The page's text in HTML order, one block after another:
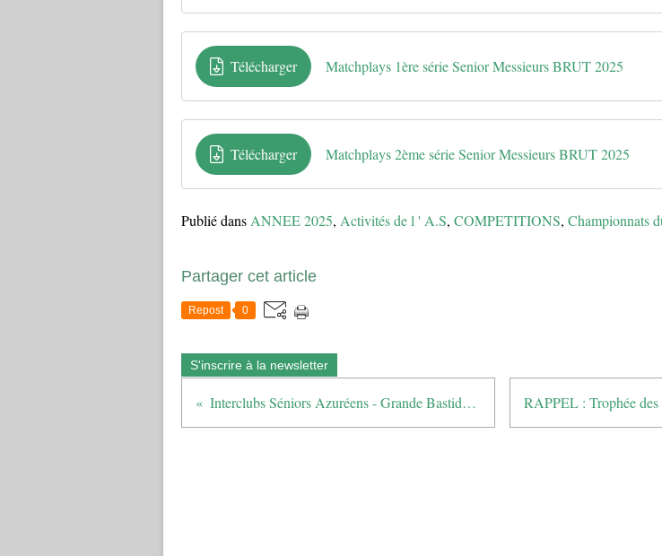
Télécharger Matchplays 1ère série Senior Messieurs BRUT 2025
Télécharger Matchplays 2ème série Senior Messieurs BRUT 2025
Publié dans ANNEE 2025, Activités de l ' A.S, COMPETITIONS, Championnats
Partager cet article
Repost 0
S'inscrire à la newsletter
Interclubs Séniors Azuréens - Grande Bastide vs Estérel